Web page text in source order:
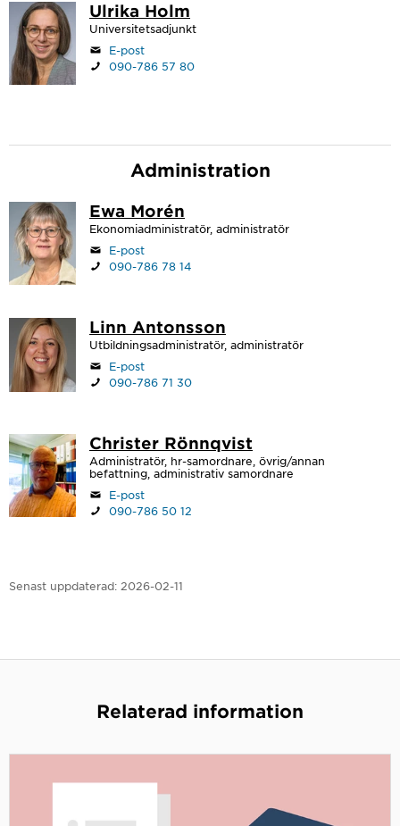
Ulrika Holm
Universitetsadjunkt
E-post
090-786 57 80
Administration
Ewa Morén
Ekonomiadministratör, administratör
E-post
090-786 78 14
Linn Antonsson
Utbildningsadministratör, administratör
E-post
090-786 71 30
Christer Rönnqvist
Administratör, hr-samordnare, övrig/annan
befattning, administrativ samordnare
E-post
090-786 50 12
Senast uppdaterad: 2026-02-11
Relaterad information